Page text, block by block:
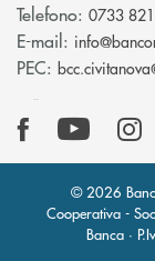
Telefono: 0733
E-mail:
PEC:
© 2026
Cooperativa -
Banca ·